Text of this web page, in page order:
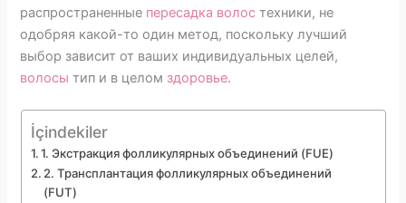
распространенные пересадка волос техники, не
одобряя какой-то один метод, поскольку лучший
выбор зависит от ваших индивидуальных целей,
волосы тип и в целомздоровье.
İçindekiler
1. Экстракция фолликулярных объединений (FUE)
2. Трансплантация фолликулярных объединений
(FUT)